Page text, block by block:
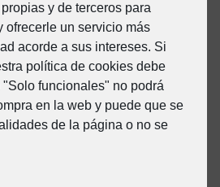
y de terceros para
ofrecerle un servicio más
acorde a sus intereses. Si
política de cookies debe
funcionales" no podrá
en la web y puede que se
de la página o no se